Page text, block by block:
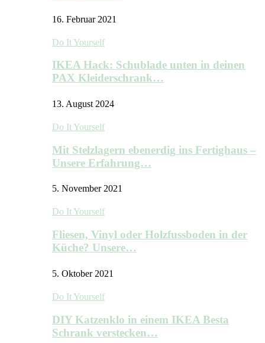
16. Februar 2021
Do It Yourself
IKEA Hack: Schublade unten in deinen
PAX Kleiderschrank…
13. August 2024
Do It Yourself
Mit Stelzlagern ebenerdig ins Fertighaus –
Unsere Erfahrung…
5. November 2021
Do It Yourself
Fliesen, Vinyl oder Holzfussboden in der
Küche? Unsere…
5. Oktober 2021
Do It Yourself
DIY Katzenklo in einem IKEA Besta
Schrank verstecken…